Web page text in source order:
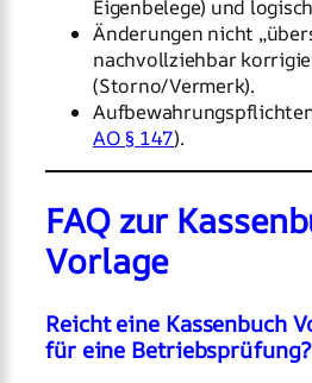
Eigenbelege) und
Änderungen nicht
nachvollziehbar
(Storno/Vermerk).
AO § 147).
FAQ zur
Vorlage
Reicht eine Kassenbuch
für eine Betriebsprüfung?